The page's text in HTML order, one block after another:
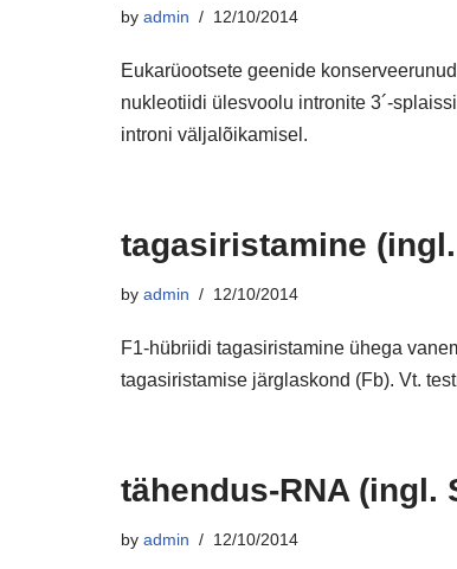
by admin 12/10/2014
Eukarüootsete geenide
nukleotiidi ülesvoolu intronite 3´-
introni väljalõikamisel.
tagasiristamine
by admin 12/10/2014
F1-hübriidi tagasiristamine ühega
tagasiristamise järglaskond (Fb). Vt.
tähendus-RNA (ingl.
by admin 12/10/2014